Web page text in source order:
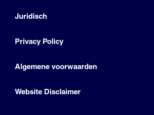
Juridisch
Privacy Policy
Algemene voorwaarden
Website Disclaimer